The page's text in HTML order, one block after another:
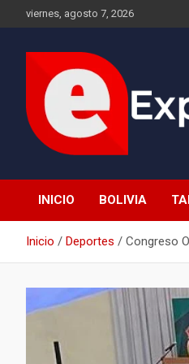
al
viernes, agosto 7, 2026
Expediente
INICIO BOLIVIA
Inicio Deportes Congreso